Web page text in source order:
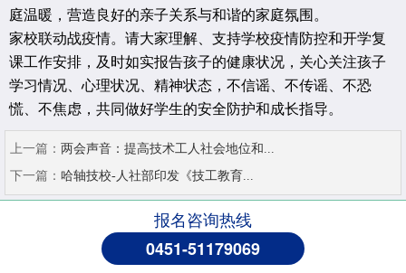
庭温暖，营造良好的亲子关系与和谐的家庭氛围。
家校联动战疫情。请大家理解、支持学校疫情防控和开学复
课工作安排，及时如实报告孩子的健康状况，关心关注孩子
学习情况、心理状况、精神状态，不信谣、不传谣、不恐
慌、不焦虑，共同做好学生的安全防护和成长指导。
上一篇： 两会声音：提高技术工人社会地位和...
下一篇： 哈轴技校-人社部印发《技工教育...
报名咨询热线
0451-51179069